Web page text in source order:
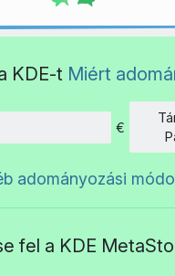
KDE-t Miért
Összeg
€
adományozási
fel a KDE